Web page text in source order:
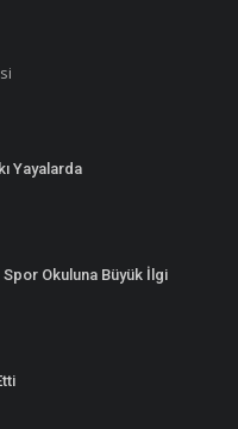
Yayalarda
Okuluna Büyük İlgi